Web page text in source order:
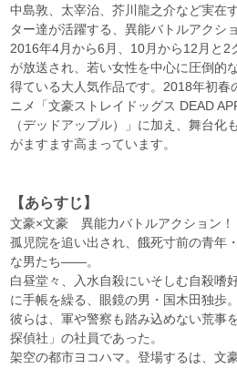
中島敦、太宰治、芥川龍之介など実在
ター達が活躍する、異能バトルアクシ
2016年4月から6月、10月から12月と2
が放送され、若い女性を中心に圧倒的
得ている大人気作品です。2018年初春
ニメ「文豪ストレイドッグス DEAD
（デッドアップル）」に加え、舞台化
がますます高まっています。
【あらすじ】
文豪×文豪 異能力バトルアクション！
孤児院を追い出され、餓死寸前の青年
な男たち――。
白昼堂々、入水自殺にいそしむ自殺嗜
に手帳を繰る、眼鏡の男・国木田独歩。
彼らは、軍や警察も踏み込めない荒事
探偵社」の社員であった。
架空の都市ヨコハマ。登場するは、文